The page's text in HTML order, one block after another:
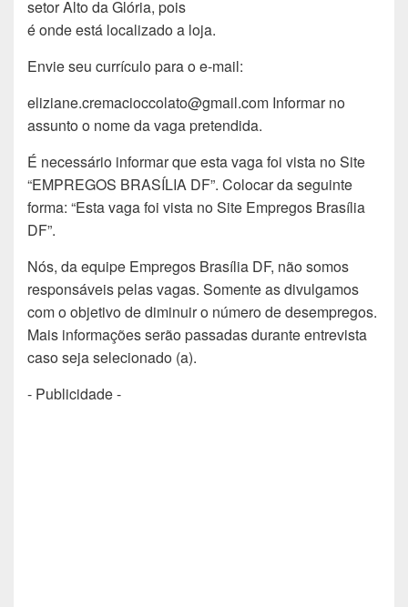
setor Alto da Glória, pois
é onde está localizado a loja.
Envie seu currículo para o e-mail:
eliziane.cremacioccolato@gmail.com Informar no
assunto o nome da vaga pretendida.
É necessário informar que esta vaga foi vista no Site
“EMPREGOS BRASÍLIA DF”. Colocar da seguinte
forma: “Esta vaga foi vista no Site Empregos Brasília
DF”.
Nós, da equipe Empregos Brasília DF, não somos
responsáveis pelas vagas. Somente as divulgamos
com o objetivo de diminuir o número de desempregos.
Mais informações serão passadas durante entrevista
caso seja selecionado (a).
- Publicidade -